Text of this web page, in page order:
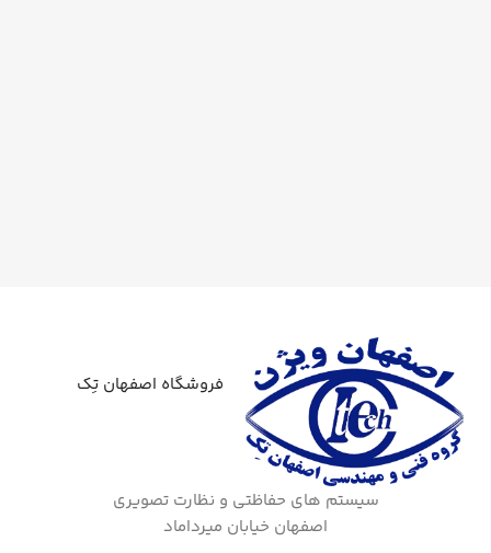
فروشگاه اصفهان تِک
سیستم های حفاظتی و نظارت تصویری
اصفهان خیابان میرداماد